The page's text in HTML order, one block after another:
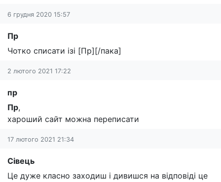
6 грудня 2020 15:57
Пр
Чотко списати ізі [Пр][/пака]
2 лютого 2021 17:22
пр
Пр,
хароший сайт можна переписати
17 лютого 2021 21:34
Сівець
Це дуже класно заходиш і дивишся на відповіді це